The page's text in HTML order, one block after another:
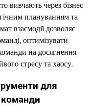
вивчають через бізнес
плануванням та
взаємодії дозволяє
оптимізувати
на досягнення
стресу та хаосу.
для
команди